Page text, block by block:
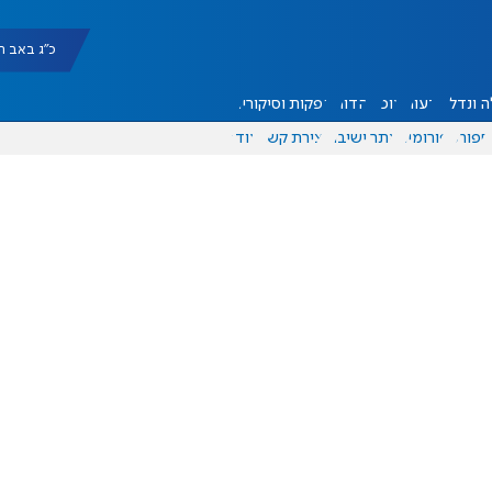
כ"ג באב תשפ"ו
ונדל"ן דעות אוכל יהדות הפקות וסיקורים
ספורט פורומים אתר ישיבה יצירת קשר עוד